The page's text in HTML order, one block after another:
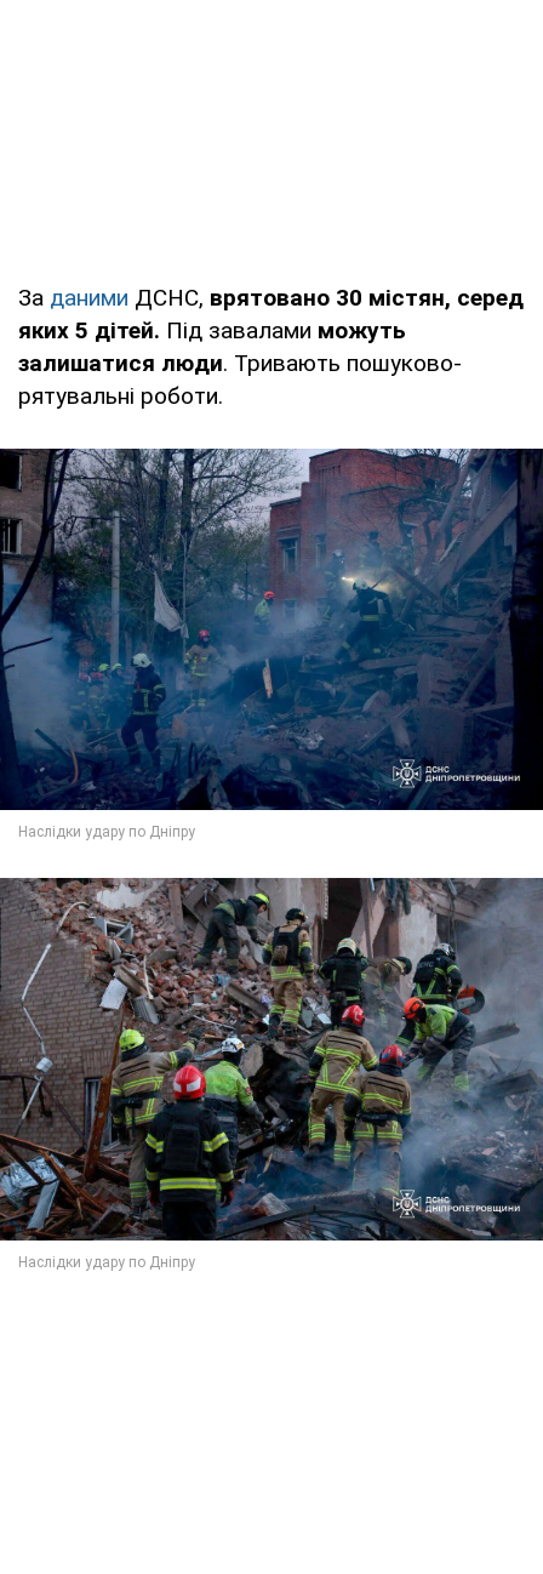
За даними ДСНС, врятовано 30 містян, серед
яких 5 дітей. Під завалами можуть
залишатися люди. Тривають пошуково-
рятувальні роботи.